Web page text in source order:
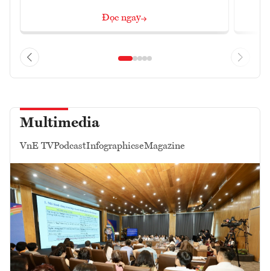
Đọc ngay
Multimedia
VnE TVPodcastInfographicseMagazine